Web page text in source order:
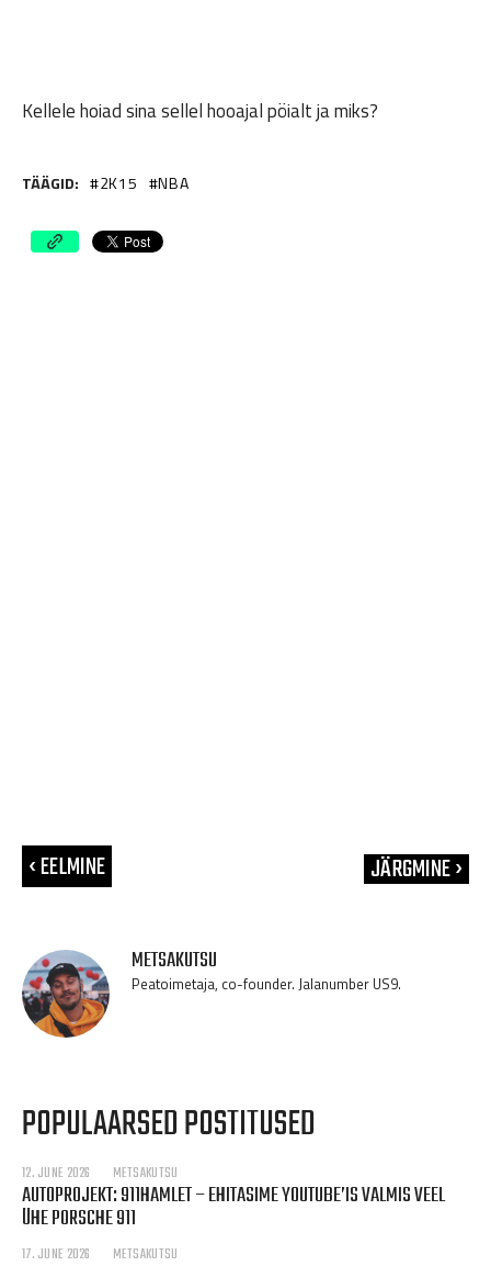
Kellele hoiad sina sellel hooajal pöialt ja miks?
TÄÄGID: 2K15 NBA
‹ EELMINE JÄRGMINE ›
METSAKUTSU
Peatoimetaja, co-founder. Jalanumber US9.
POPULAARSED POSTITUSED
12. JUNE 2026 METSAKUTSU
AUTOPROJEKT: 911HAMLET – EHITASIME YOUTUBE’IS VALMIS VEEL
ÜHE PORSCHE 911
17. JUNE 2026 METSAKUTSU